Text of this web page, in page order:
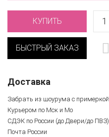
КУПИТЬ
БЫСТРЫЙ ЗАКАЗ
Доставка
Забрать из шоурума с примеркой
Курьером по Мск и Мо
СДЭК по России (до Двери/до ПВЗ)
Почта России